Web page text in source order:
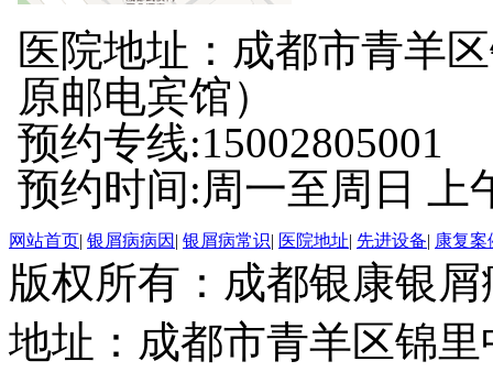
医院地址：成都市青羊
原邮电宾馆）
预约专线:15002805001
预约时间:周一至周日 上
网站首页| 银屑病病因 | 银屑病常识| 医院地址| 先进设备| 康复案
版权所有：成都银康银
地址：成都市青羊区锦